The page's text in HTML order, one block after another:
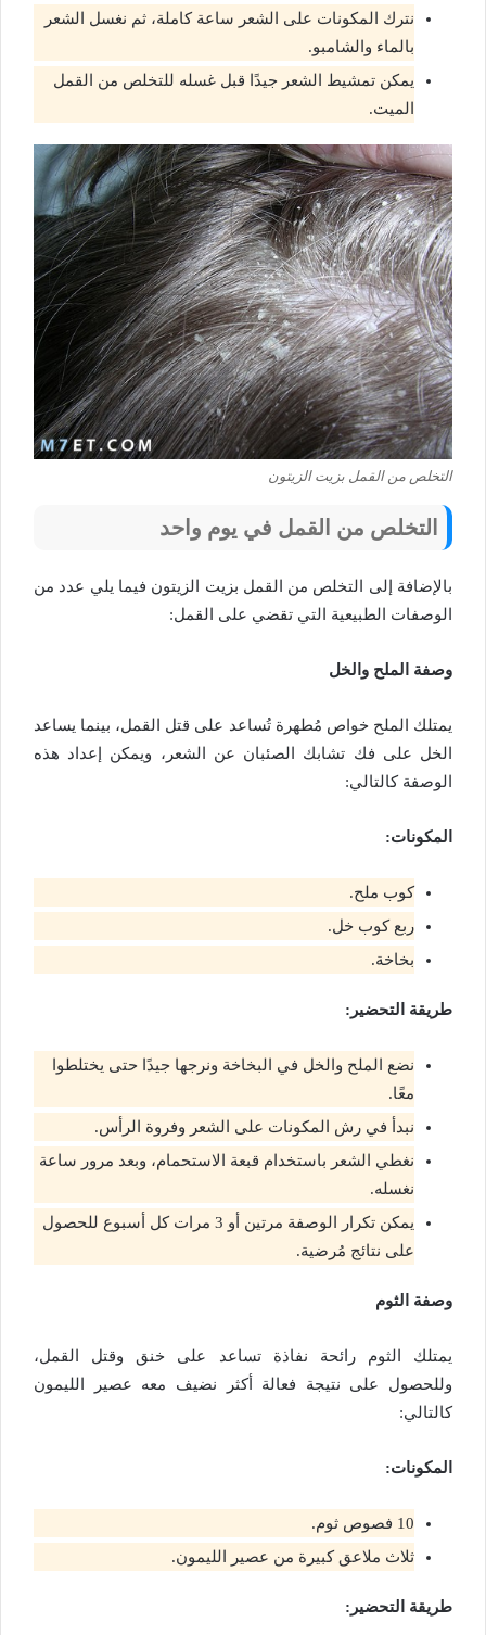
نترك المكونات على الشعر ساعة كاملة، ثم نغسل الشعر
بالماء والشامبو.
يمكن تمشيط الشعر جيدًا قبل غسله للتخلص من القمل
الميت.
التخلص من القمل بزيت الزيتون
التخلص من القمل في يوم واحد
بالإضافة إلى التخلص من القمل بزيت الزيتون فيما يلي عدد من
الوصفات الطبيعية التي تقضي على القمل:
وصفة الملح والخل
يمتلك الملح خواص مُطهرة تُساعد على قتل القمل، بينما يساعد
الخل على فك تشابك الصئبان عن الشعر، ويمكن إعداد هذه
الوصفة كالتالي:
المكونات:
كوب ملح.
ربع كوب خل.
بخاخة.
طريقة التحضير:
نضع الملح والخل في البخاخة ونرجها جيدًا حتى يختلطوا
معًا.
نبدأ في رش المكونات على الشعر وفروة الرأس.
نغطي الشعر باستخدام قبعة الاستحمام، وبعد مرور ساعة
نغسله.
يمكن تكرار الوصفة مرتين أو 3 مرات كل أسبوع للحصول
على نتائج مُرضية.
وصفة الثوم
يمتلك الثوم رائحة نفاذة تساعد على خنق وقتل القمل،
وللحصول على نتيجة فعالة أكثر نضيف معه عصير الليمون
كالتالي:
المكونات:
10 فصوص ثوم.
ثلاث ملاعق كبيرة من عصير الليمون.
طريقة التحضير: